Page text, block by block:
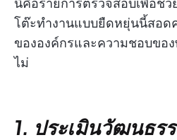
นี่คือรายการตรวจสอบเพื่อช่
โต๊ะทำงานแบบยืดหยุ่นนี้สอด
ขององค์กรและความชอบขอ
ไม่
1. ประเมินวัฒนธร